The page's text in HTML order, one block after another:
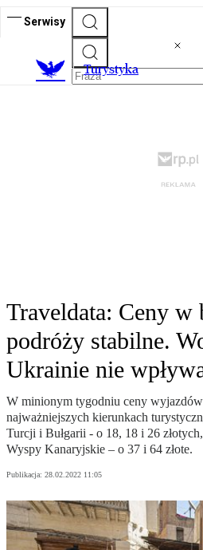
Serwisy
Turystyka
Traveldata: Ceny w
podróży stabilne.
Ukrainie nie
W minionym tygodniu ceny wyjazdów
najważniejszych kierunkach
Turcji i Bułgarii - o 18, 18 i 26
Wyspy Kanaryjskie – o 37 i 64 złote.
Publikacja: 28.02.2022 11:05